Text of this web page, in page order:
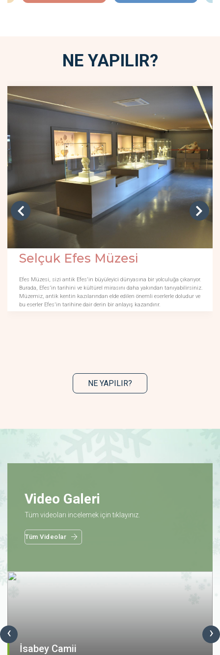
NE YAPILIR?
Selçuk Efes Müzesi
Efes Müzesi, sizi antik Efes'in büyüleyici dünyasına bir yolculuğa çıkarıyor.
Burada, Efes'in tarihini ve kültürel mirasını daha yakından tanıyabilirsiniz.
Müzemiz, antik kentin kazılarından elde edilen önemli eserlerle doludur ve
bu eserler Efes'in tarihine dair derin bir anlayış kazandırır.
NE YAPILIR?
Video Galeri
Tüm videoları incelemek için tıklayınız.
Tüm Videolar
‹ ›
İsabey Camii